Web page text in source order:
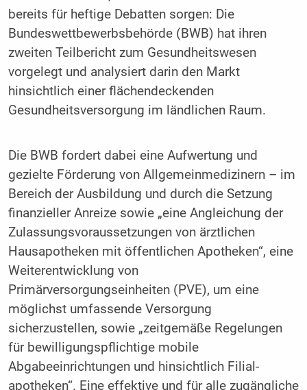
bereits für heftige Debatten sorgen: Die
Bundeswettbewerbsbehörde (BWB) hat ihren
zweiten Teilbericht zum Gesundheitswesen
vorgelegt und analysiert darin den Markt
hinsichtlich einer flächendeckenden
Gesundheitsversorgung im ländlichen Raum.
Die BWB fordert dabei eine Aufwertung und
gezielte Förderung von Allgemeinmedizinern – im
Bereich der Ausbildung und durch die Setzung
finanzieller Anreize sowie „eine Angleichung der
Zulassungsvoraussetzungen von ärztlichen
Hausapotheken mit öffentlichen Apotheken“, eine
Weiterentwicklung von
Primärversorgungseinheiten (PVE), um eine
möglichst umfassende Versorgung
sicherzustellen, sowie „zeitgemäße Regelungen
für bewilligungspflichtige mobile
Abgabeeinrichtungen und hinsichtlich Filial-
apotheken“. Eine effektive und für alle zugängliche